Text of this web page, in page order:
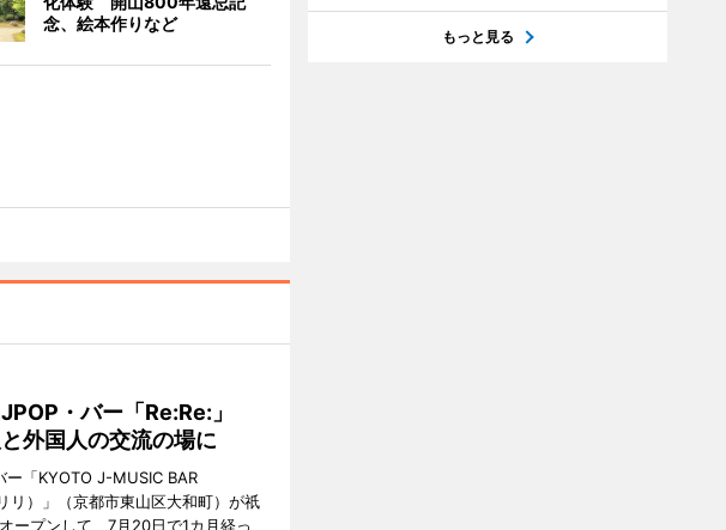
念、絵本作りなど
・バー「Re:Re:」
外国人の交流の場に
ー「KYOTO J-MUSIC BAR
リ）」（京都市東山区大和町）が祇
ープンして、7月20日で1カ月経っ
もっと見る